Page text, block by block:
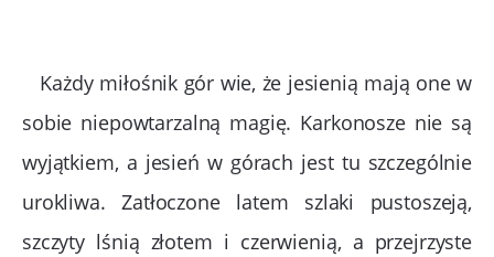
Każdy miłośnik gór wie, że jesienią mają one w
sobie niepowtarzalną magię. Karkonosze nie są
wyjątkiem, a jesień w górach jest tu szczególnie
urokliwa. Zatłoczone latem szlaki pustoszeją,
szczyty lśnią złotem i czerwienią, a przejrzyste